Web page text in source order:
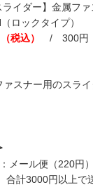
イダー】金属フ
ロックタイプ）
税込）
/ 300円（
スナー用のスラ
メール便（220円
合計3000円以上で